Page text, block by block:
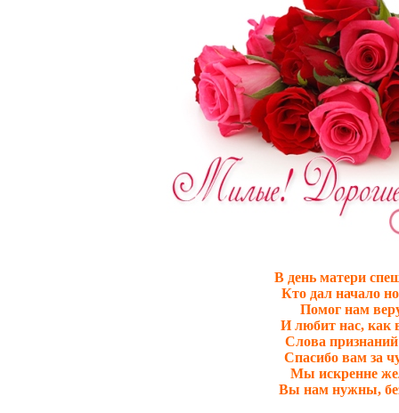
В день матери
Кто дал начало
Помог нам
И любит нас, как
Слова
Спасибо вам за
Мы искренне
Вы нам нужны,